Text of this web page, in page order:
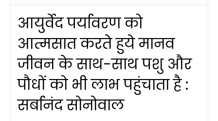
आयुर्वेद पर्यावरण को
आत्मसात करते हुये मानव
जीवन के साथ-साथ पशु और
पौधों को भी लाभ पहुंचाता है :
सर्बानंद सोनोवाल